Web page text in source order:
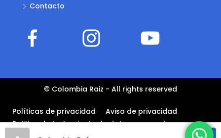
Contacto
© Colombia Raiz - All rights reserved
Políticas de privacidad
Aviso de privacidad
Politica de tratamiento de datos personales –
COLOMBIA RAÍZ